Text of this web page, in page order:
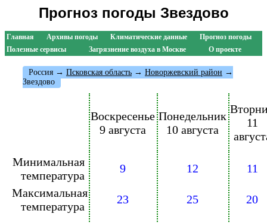
Прогноз погоды Звездово
Главная Архивы погоды Климатические данные
Прогноз погоды
Полезные сервисы
Загрязнение воздуха в Москве О проекте
Россия → Псковская область → Новоржевский район →
Звездово
Воскресенье
9 августа
Понедельник
10 августа
11
Минимальная
температура
9 12
11
Максимальная
температура
23 25 20